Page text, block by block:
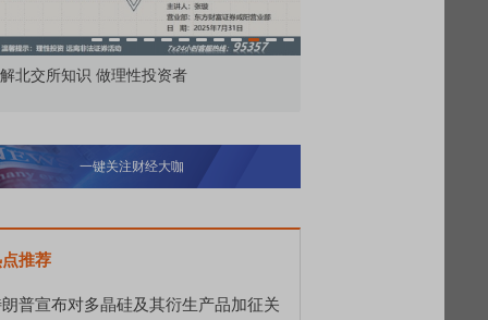
委托那么多种，究竟怎么用？
一键关注财经大咖
推荐
普宣布对多晶硅及其衍生产品加征关